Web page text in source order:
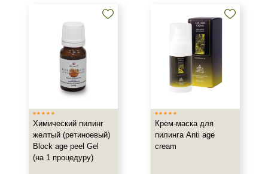
Ровный тон
Область применения
Объём
2,7 мл + 2,3 мл
8 мл
Химический пилинг
желтый (ретиноевый)
Block age peel Gel
(на 1 процедуру)
Крем-маска для
пилинга Anti age
cream